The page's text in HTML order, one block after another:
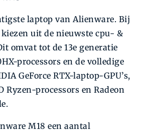
laptop van Alienware. Bij
uit de nieuwste cpu- &
omvat tot de 13e generatie
processors en de volledige
GeForce RTX-laptop-GPU’s,
Ryzen-processors en Radeon
M18 een aantal